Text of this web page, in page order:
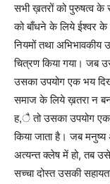
सभी ख़तरों को पुरुषत्व के
को बाँधने के लिये ईश्वर के
नियमों तथा अभिभावकीय
चित्रण किया गया। जब
उसका उपयोग एक भय
समाज के लिये ख़तरा न
ह,ै तो उसका उपयोग एक
किया जाता है। जब मनुष्य
अत्यन्त क्लेष में हो, तब
सच्चा दोस्त उसकी